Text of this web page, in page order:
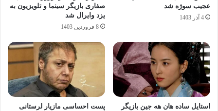
عجیب سوژه شد
4 آذر 1403
صفاری بازیگر سینما و تلویزیون به
یزد وایرال شد
8 فروردین 1403
استایل ساده هان هه جین بازیگر
پست احساسی مازیار لرستانی